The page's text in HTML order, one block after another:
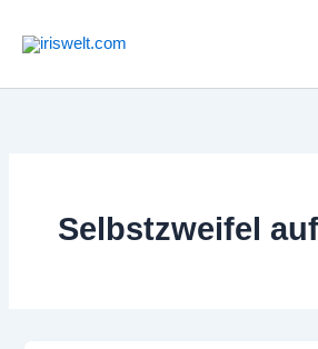
Inhalt
Selbstzweifel